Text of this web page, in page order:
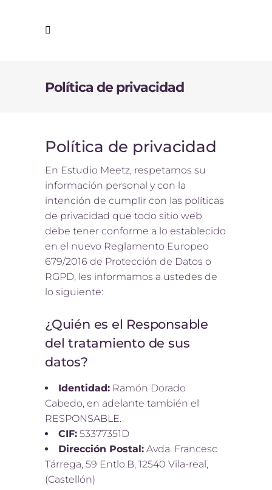
Política de privacidad
Política de privacidad
En Estudio Meetz, respetamos su
información personal y con la
intención de cumplir con las políticas
de privacidad que todo sitio web
debe tener conforme a lo establecido
en el nuevo Reglamento Europeo
679/2016 de Protección de Datos o
RGPD, les informamos a ustedes de
lo siguiente:
¿Quién es el Responsable
del tratamiento de sus
datos?
Identidad: Ramón Dorado
Cabedo, en adelante también el
RESPONSABLE.
CIF: 53377351D
Dirección Postal: Avda. Francesc
Tárrega, 59 Entlo.B, 12540 Vila-real,
(Castellón)